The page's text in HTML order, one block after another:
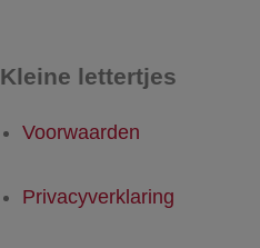
Kleine lettertjes
Voorwaarden
Privacyverklaring